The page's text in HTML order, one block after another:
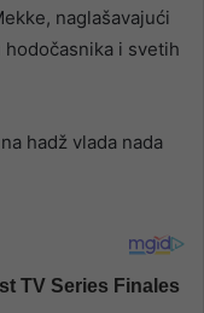
naglašavajući
i svetih
hadž vlada nada